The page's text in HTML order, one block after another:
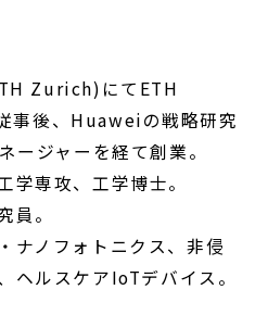
Zurich)にてETH
事後、Huaweiの戦略研究
ージャーを経て創業。
学専攻、工学博士。
員。
ナノフォトニクス、非侵
ヘルスケアIoTデバイス。